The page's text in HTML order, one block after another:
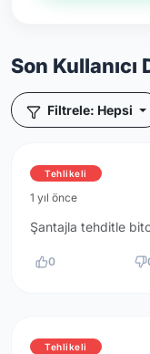
Son
Filtrele: Hepsi
Tehlikeli
1 yıl önce
Şantajla tehditle
0
Tehlikeli